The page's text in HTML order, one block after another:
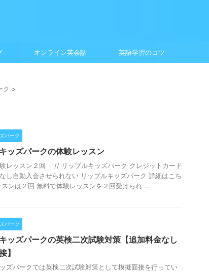
オンライン英会話 英語学習のコツ
ク >
パーク
ッズパークの体験レッスン
ッスン２回 // リップルキッズパーク クレジットカード
し自動入会させられない リップルキッズパーク 詳細はこち
スンは２回 無料で体験レッスンを２回受けられ ...
パーク
ッズパークの英検二次試験対策【追加料金なし
】
ズパークでは英検二次試験対策として模擬面接を行ってい